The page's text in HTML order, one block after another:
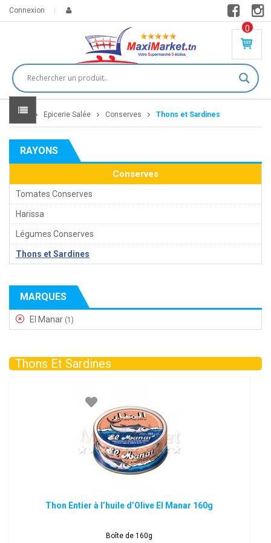
Connexion
0
PR
DU
IT(
S)
DT
Home Epicerie Salée Conserves Thons et Sardines
RAYONS
Conserves
Tomates Conserves
Harissa
Légumes Conserves
Thons et Sardines
MARQUES
El Manar (1)
Thons Et Sardines
Thon Entier à l’huile d’Olive El Manar 160g
Boîte de 160g